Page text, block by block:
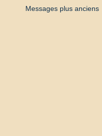
Messages plus anciens